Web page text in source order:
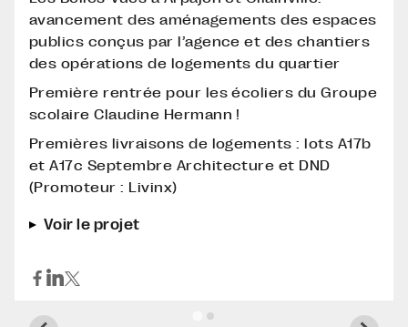
avancement des aménagements des espaces
publics conçus par l’agence et des chantiers
des opérations de logements du quartier
Première rentrée pour les écoliers du Groupe
scolaire Claudine Hermann !
Premières livraisons de logements : lots A17b
et A17c Septembre Architecture et DND
(Promoteur : Livinx)
Voir le projet